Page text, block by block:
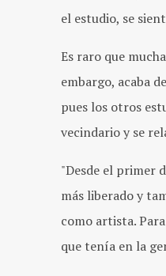
el estudio, se
Es raro que
embargo, acaba
pues los otros
vecindario y se
"Desde el primer
más liberado y
como artista.
que tenía en la